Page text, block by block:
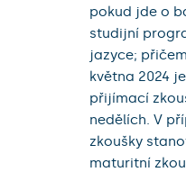
pokud jde o
studijní
jazyce;
května 2024
přijímací
nedělích. V
zkoušky
maturitní